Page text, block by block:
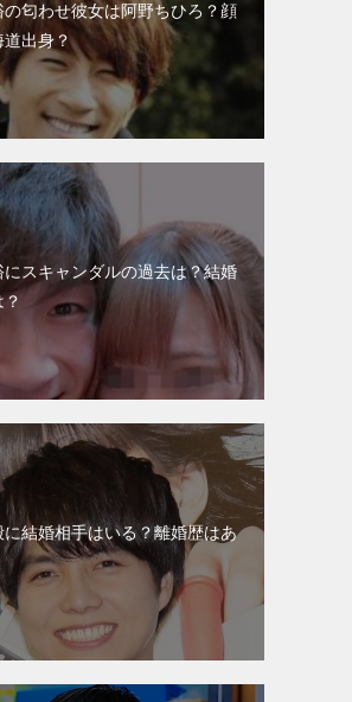
の匂わせ彼女は阿野ちひろ？顔
道出身？
にスキャンダルの過去は？結婚
に結婚相手はいる？離婚歴はあ